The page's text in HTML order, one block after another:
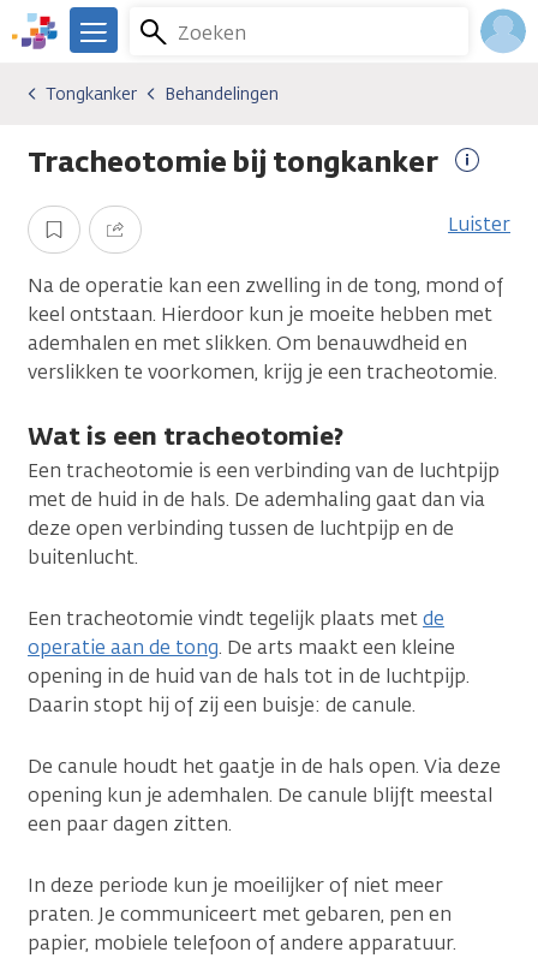
Overslaan
en
gaan
We
er
je.
Zoeken
Menu
Kankersoorten
Tongkanker
Behandelingen
Tongkanker Behandelingen
Tracheotomie bij tongkanker
Opslaan Delen Luister
Na de operatie kan een zwelling in de tong, mond of
keel ontstaan. Hierdoor kun je moeite hebben met
ademhalen en met slikken. Om benauwdheid en
verslikken te voorkomen, krijg je een tracheotomie.
Wat is een tracheotomie?
Een tracheotomie is een verbinding van de luchtpijp
met de huid in de hals. De ademhaling gaat dan via
deze open verbinding tussen de luchtpijp en de
buitenlucht.
Een tracheotomie vindt tegelijk plaats metde
operatie aan de tong. De arts maakt een kleine
opening in de huid van de hals tot in de luchtpijp.
Daarin stopt hij of zij een buisje: de canule.
De canule houdt het gaatje in de hals open. Via deze
opening kun je ademhalen. De canule blijft meestal
een paar dagen zitten.
In deze periode kun je moeilijker of niet meer
praten. Je communiceert met gebaren, pen en
papier, mobiele telefoon of andere apparatuur.